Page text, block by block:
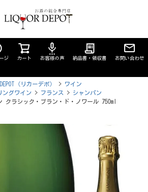
ジ カート
settings_voice
お客様の声
receipt_long
納品書・領収書 お問い合わせ
（リカーデポ）
ワイン
ングワイン
フランス
シャンパン
クラシック・ブラン・ド・ノワール 750ml